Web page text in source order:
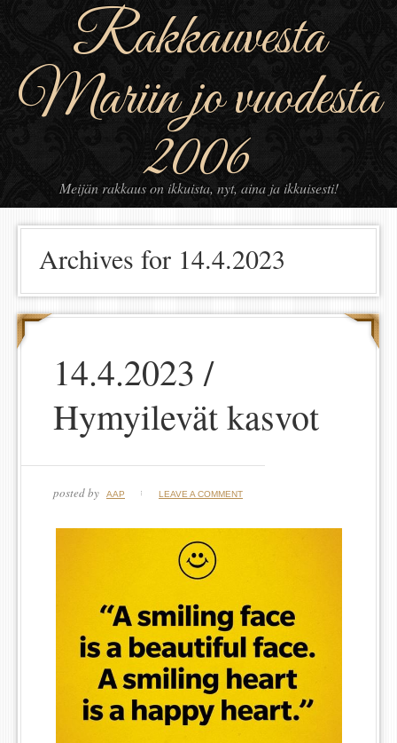
Rakkauvesta
Mariin jo vuodesta
2006
Meijän rakkaus on ikkuista, nyt, aina ja ikkuisesti!
Archives for 14.4.2023
14.4.2023 /
Hymyilevät kasvot
posted by AAP LEAVE A COMMENT